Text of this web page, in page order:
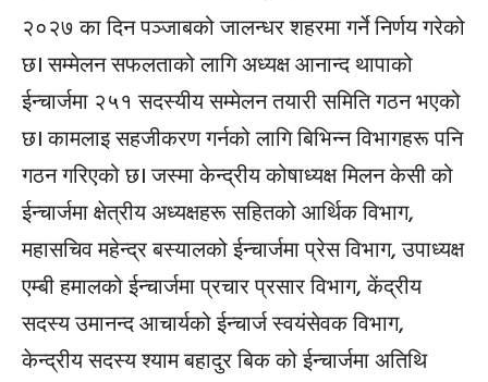
२०२७ का दिन पञ्जाबको जालन्धर शहरमा गर्ने निर्णय गरेको
छ। सम्मेलन सफलताको लागि अध्यक्ष आनान्द थापाको
ईन्चार्जमा २५१ सदस्यीय सम्मेलन तयारी समिति गठन भएको
छ। कामलाइ सहजीकरण गर्नको लागि बिभिन्न विभागहरू पनि
गठन गरिएको छ। जस्मा केन्द्रीय कोषाध्यक्ष मिलन केसी को
ईन्चार्जमा क्षेत्रीय अध्यक्षहरू सहितको आर्थिक विभाग,
महासचिव महेन्द्र बस्यालको ईन्चार्जमा प्रेस विभाग, उपाध्यक्ष
एम्बी हमालको ईन्चार्जमा प्रचार प्रसार विभाग, केंद्रीय
सदस्य उमानन्द आचार्यको ईन्चार्ज स्वयंसेवक विभाग,
केन्द्रीय सदस्य श्याम बहादुर बिक को ईन्चार्जमा अतिथि